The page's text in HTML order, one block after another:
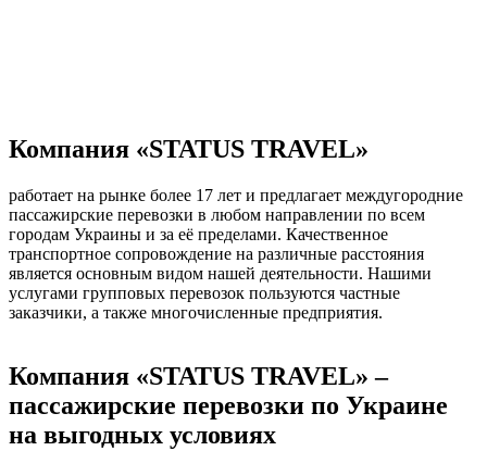
Компания «STATUS TRAVEL»
работает на рынке более 17 лет и предлагает междугородние
пассажирские перевозки в любом направлении по всем
городам Украины и за её пределами. Качественное
транспортное сопровождение на различные расстояния
является основным видом нашей деятельности. Нашими
услугами групповых перевозок пользуются частные
заказчики, а также многочисленные предприятия.
Компания «STATUS TRAVEL» –
пассажирские перевозки по Украине
на выгодных условиях